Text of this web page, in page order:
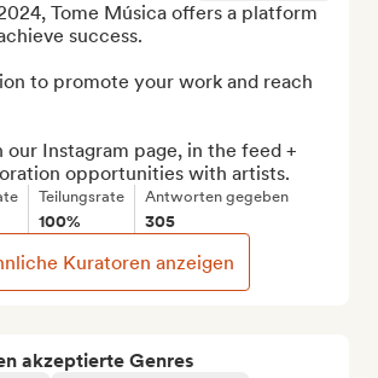
akzeptierte Genres
Tome Música offers a platform
success.
to promote your work and reach
our Instagram page, in the feed +
opportunities with artists.
Teilungsrate
100%
Antworten gegeben
305
Kuratoren anzeigen